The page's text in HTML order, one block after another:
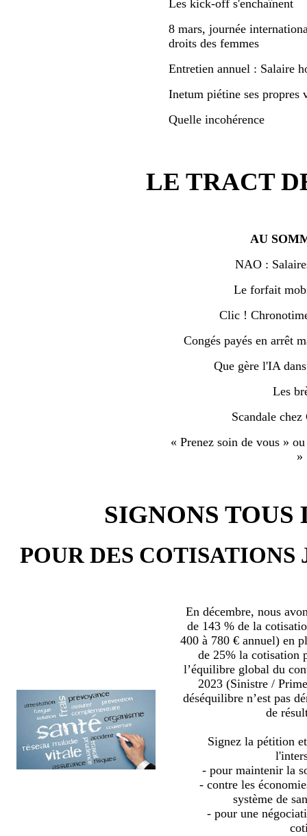
Les kick-off s'enchaînent
8 mars, journée
droits des femmes
Entretien annuel : Salaire
Inetum piétine ses propres
Quelle incohérence
LE TRACT
AU
NAO :
Le forfait
Clic !
Congés payés en arrêt
Que gère l'IA
Les
Scandale
« Prenez soin de vous »
»
SIGNONS
POUR DES COTISATIONS
En décembre, nous
de 143 % de la
400 à 780 € annuel) en
de 25% la cotisation
l’équilibre global du
2023 (Sinistre /
déséquilibre n’est pas
de
Signez la pétition
- pour maintenir la
- contre les
système de
- pour une